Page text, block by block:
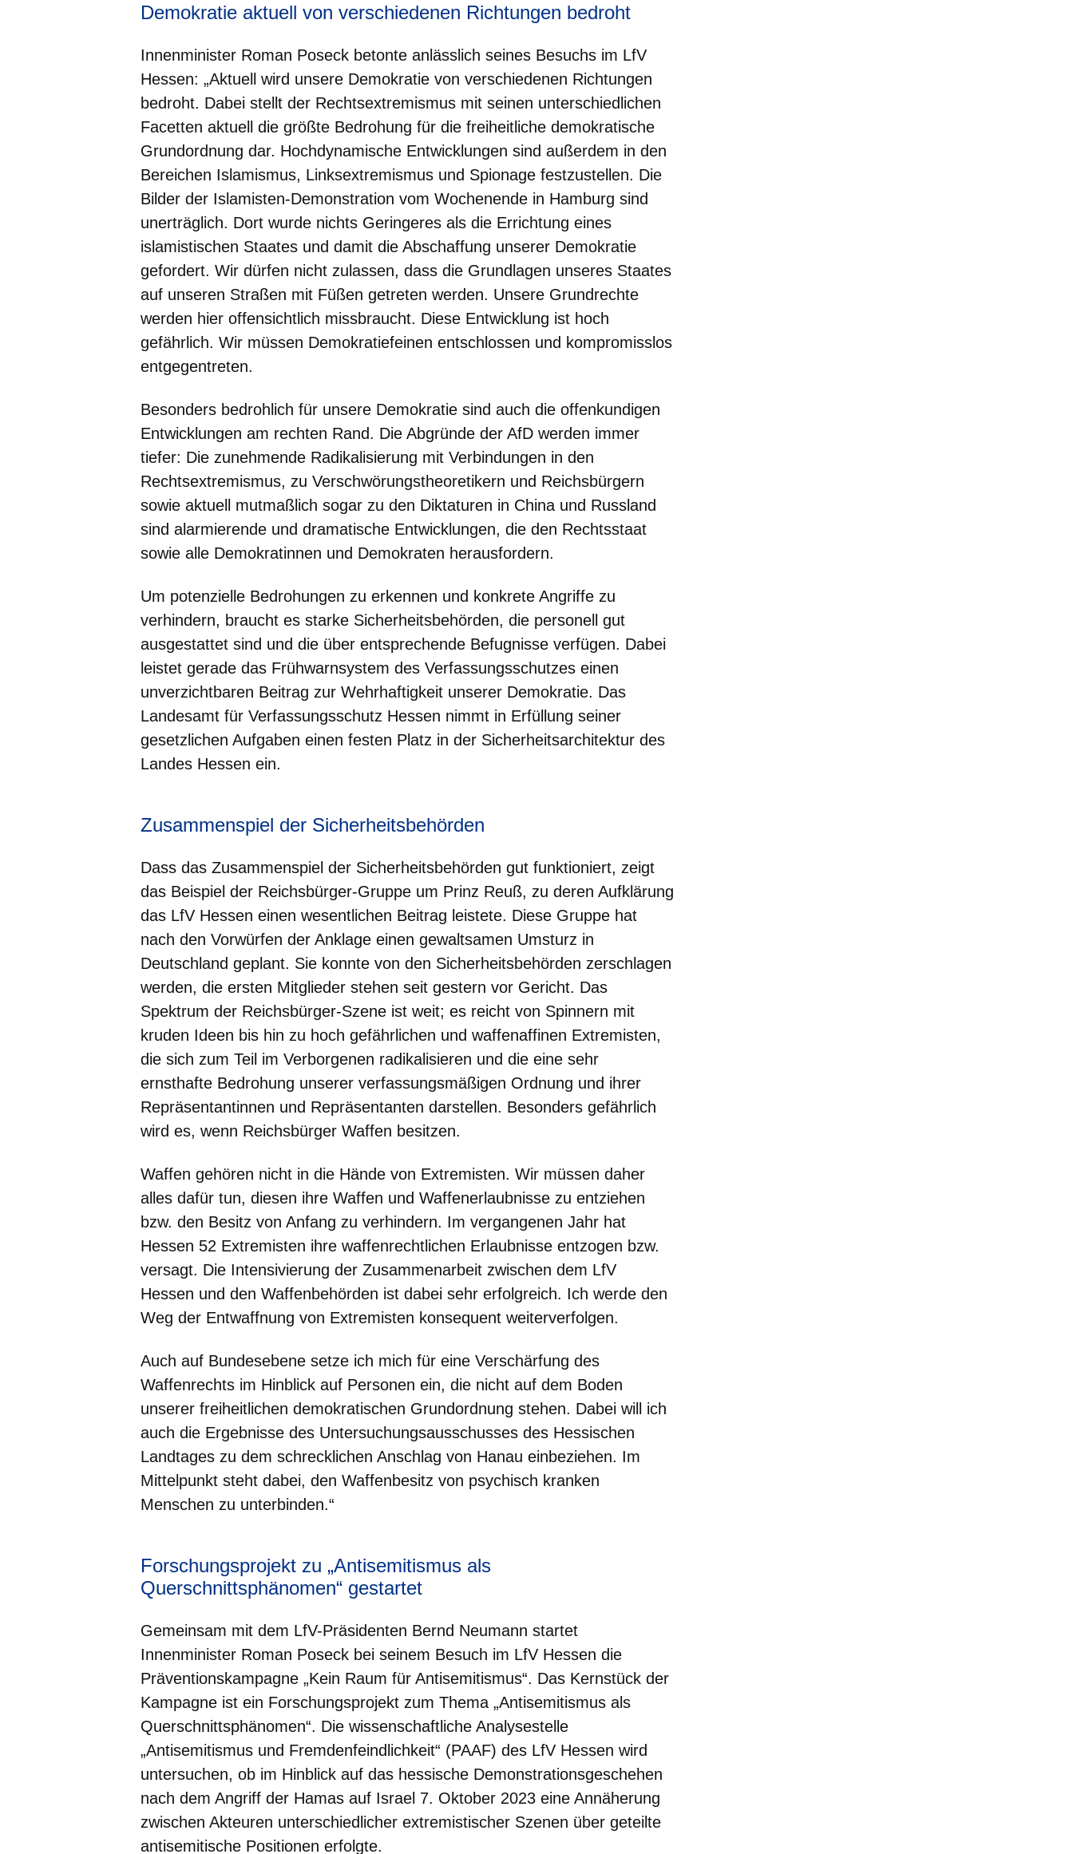
Demokratie aktuell von verschiedenen Richtungen bedroht
Innenminister Roman Poseck betonte anlässlich seines Besuchs im LfV
Hessen: „Aktuell wird unsere Demokratie von verschiedenen Richtungen
bedroht. Dabei stellt der Rechtsextremismus mit seinen unterschiedlichen
Facetten aktuell die größte Bedrohung für die freiheitliche demokratische
Grundordnung dar. Hochdynamische Entwicklungen sind außerdem in den
Bereichen Islamismus, Linksextremismus und Spionage festzustellen. Die
Bilder der Islamisten-Demonstration vom Wochenende in Hamburg sind
unerträglich. Dort wurde nichts Geringeres als die Errichtung eines
islamistischen Staates und damit die Abschaffung unserer Demokratie
gefordert. Wir dürfen nicht zulassen, dass die Grundlagen unseres Staates
auf unseren Straßen mit Füßen getreten werden. Unsere Grundrechte
werden hier offensichtlich missbraucht. Diese Entwicklung ist hoch
gefährlich. Wir müssen Demokratiefeinen entschlossen und kompromisslos
entgegentreten.
Besonders bedrohlich für unsere Demokratie sind auch die offenkundigen
Entwicklungen am rechten Rand. Die Abgründe der AfD werden immer
tiefer: Die zunehmende Radikalisierung mit Verbindungen in den
Rechtsextremismus, zu Verschwörungstheoretikern und Reichsbürgern
sowie aktuell mutmaßlich sogar zu den Diktaturen in China und Russland
sind alarmierende und dramatische Entwicklungen, die den Rechtsstaat
sowie alle Demokratinnen und Demokraten herausfordern.
Um potenzielle Bedrohungen zu erkennen und konkrete Angriffe zu
verhindern, braucht es starke Sicherheitsbehörden, die personell gut
ausgestattet sind und die über entsprechende Befugnisse verfügen. Dabei
leistet gerade das Frühwarnsystem des Verfassungsschutzes einen
unverzichtbaren Beitrag zur Wehrhaftigkeit unserer Demokratie. Das
Landesamt für Verfassungsschutz Hessen nimmt in Erfüllung seiner
gesetzlichen Aufgaben einen festen Platz in der Sicherheitsarchitektur des
Landes Hessen ein.
Zusammenspiel der Sicherheitsbehörden
Dass das Zusammenspiel der Sicherheitsbehörden gut funktioniert, zeigt
das Beispiel der Reichsbürger-Gruppe um Prinz Reuß, zu deren Aufklärung
das LfV Hessen einen wesentlichen Beitrag leistete. Diese Gruppe hat
nach den Vorwürfen der Anklage einen gewaltsamen Umsturz in
Deutschland geplant. Sie konnte von den Sicherheitsbehörden zerschlagen
werden, die ersten Mitglieder stehen seit gestern vor Gericht. Das
Spektrum der Reichsbürger-Szene ist weit; es reicht von Spinnern mit
kruden Ideen bis hin zu hoch gefährlichen und waffenaffinen Extremisten,
die sich zum Teil im Verborgenen radikalisieren und die eine sehr
ernsthafte Bedrohung unserer verfassungsmäßigen Ordnung und ihrer
Repräsentantinnen und Repräsentanten darstellen. Besonders gefährlich
wird es, wenn Reichsbürger Waffen besitzen.
Waffen gehören nicht in die Hände von Extremisten. Wir müssen daher
alles dafür tun, diesen ihre Waffen und Waffenerlaubnisse zu entziehen
bzw. den Besitz von Anfang zu verhindern. Im vergangenen Jahr hat
Hessen 52 Extremisten ihre waffenrechtlichen Erlaubnisse entzogen bzw.
versagt. Die Intensivierung der Zusammenarbeit zwischen dem LfV
Hessen und den Waffenbehörden ist dabei sehr erfolgreich. Ich werde den
Weg der Entwaffnung von Extremisten konsequent weiterverfolgen.
Auch auf Bundesebene setze ich mich für eine Verschärfung des
Waffenrechts im Hinblick auf Personen ein, die nicht auf dem Boden
unserer freiheitlichen demokratischen Grundordnung stehen. Dabei will ich
auch die Ergebnisse des Untersuchungsausschusses des Hessischen
Landtages zu dem schrecklichen Anschlag von Hanau einbeziehen. Im
Mittelpunkt steht dabei, den Waffenbesitz von psychisch kranken
Menschen zu unterbinden.“
Forschungsprojekt zu „Antisemitismus als
Querschnittsphänomen“ gestartet
Gemeinsam mit dem LfV-Präsidenten Bernd Neumann startet
Innenminister Roman Poseck bei seinem Besuch im LfV Hessen die
Präventionskampagne „Kein Raum für Antisemitismus“. Das Kernstück der
Kampagne ist ein Forschungsprojekt zum Thema „Antisemitismus als
Querschnittsphänomen“. Die wissenschaftliche Analysestelle
„Antisemitismus und Fremdenfeindlichkeit“ (PAAF) des LfV Hessen wird
untersuchen, ob im Hinblick auf das hessische Demonstrationsgeschehen
nach dem Angriff der Hamas auf Israel 7. Oktober 2023 eine Annäherung
zwischen Akteuren unterschiedlicher extremistischer Szenen über geteilte
antisemitische Positionen erfolgte.